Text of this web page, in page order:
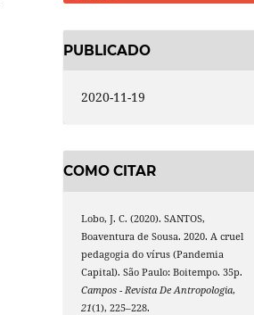
PUBLICADO
2020-11-19
COMO CITAR
Lobo, J. C. (2020). SANTOS,
Boaventura de Sousa. 2020. A cruel
pedagogia do vírus (Pandemia
Capital). São Paulo: Boitempo. 35p.
Campos - Revista De Antropologia,
21(1), 225–228.